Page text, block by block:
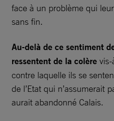
face à un problème qui
sans fin.
Au-delà de ce sentiment
ressentent de la colère
contre laquelle ils se
de l’Etat qui n’assumerait
aurait abandonné Calais.